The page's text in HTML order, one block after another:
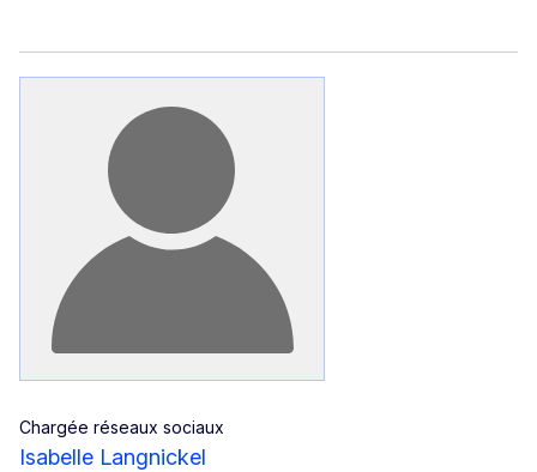
Chargée réseaux sociaux
Isabelle Langnickel